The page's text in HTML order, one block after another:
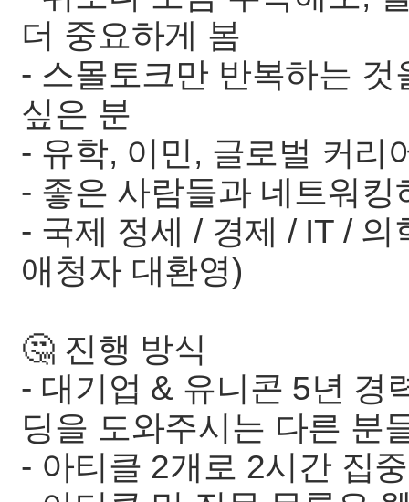
더 중요하게 봄
- 스몰토크만 반복하는
싶은 분
- 유학, 이민, 글로벌 커리
- 좋은 사람들과 네트워킹
- 국제 정세 / 경제 / IT /
애청자 대환영)
🤔 진행 방식
- 대기업 & 유니콘 5년 경
딩을 도와주시는 다른 분
- 아티클 2개로 2시간 집